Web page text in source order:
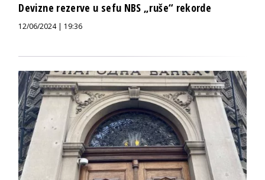
Devizne rezerve u sefu NBS „ruše“ rekorde
12/06/2024 | 19:36